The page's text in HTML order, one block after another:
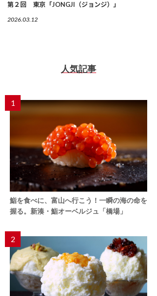
第２回 東京「JONGJI（ジョンジ）」
2026.03.12
人気記事
1
鮨を食べに、富山へ行こう！一瞬の海の命を
握る。新湊・鮨オーベルジュ「橋場」
2